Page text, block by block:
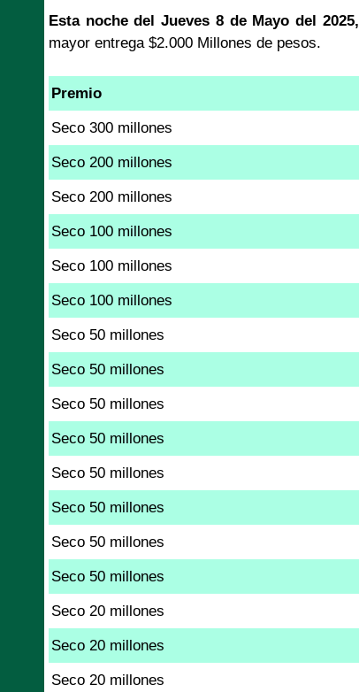
Esta noche del Jueves 8 de Mayo del 2025,
mayor entrega $2.000 Millones de pesos.
Premio
Seco 300 millones
Seco 200 millones
Seco 200 millones
Seco 100 millones
Seco 100 millones
Seco 100 millones
Seco 50 millones
Seco 50 millones
Seco 50 millones
Seco 50 millones
Seco 50 millones
Seco 50 millones
Seco 50 millones
Seco 50 millones
Seco 20 millones
Seco 20 millones
Seco 20 millones